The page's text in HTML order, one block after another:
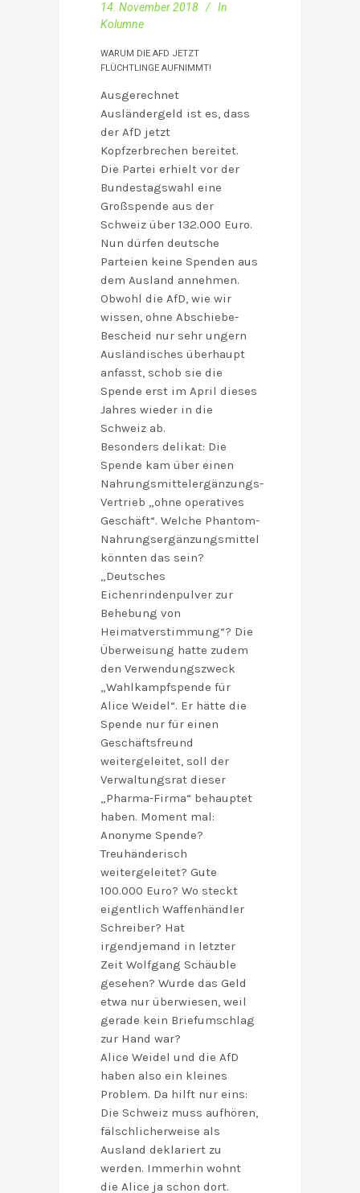
14. November 2018
In
Kolumne
WARUM DIE AFD JETZT
FLÜCHTLINGE AUFNIMMT!
Ausgerechnet
Ausländergeld ist es, dass
der AfD jetzt
Kopfzerbrechen bereitet.
Die Partei erhielt vor der
Bundestagswahl eine
Großspende aus der
Schweiz über 132.000 Euro.
Nun dürfen deutsche
Parteien keine Spenden aus
dem Ausland annehmen.
Obwohl die AfD, wie wir
wissen, ohne Abschiebe-
Bescheid nur sehr ungern
Ausländisches überhaupt
anfasst, schob sie die
Spende erst im April dieses
Jahres wieder in die
Schweiz ab.
Besonders delikat: Die
Spende kam über einen
Nahrungsmittelergänzungs-
Vertrieb „ohne operatives
Geschäft“. Welche Phantom-
Nahrungsergänzungsmittel
könnten das sein?
„Deutsches
Eichenrindenpulver zur
Behebung von
Heimatverstimmung“? Die
Überweisung hatte zudem
den Verwendungszweck
„Wahlkampfspende für
Alice Weidel“. Er hätte die
Spende nur für einen
Geschäftsfreund
weitergeleitet, soll der
Verwaltungsrat dieser
„Pharma-Firma“ behauptet
haben. Moment mal:
Anonyme Spende?
Treuhänderisch
weitergeleitet? Gute
100.000 Euro? Wo steckt
eigentlich Waffenhändler
Schreiber? Hat
irgendjemand in letzter
Zeit Wolfgang Schäuble
gesehen? Wurde das Geld
etwa nur überwiesen, weil
gerade kein Briefumschlag
zur Hand war?
Alice Weidel und die AfD
haben also ein kleines
Problem. Da hilft nur eins:
Die Schweiz muss aufhören,
fälschlicherweise als
Ausland deklariert zu
werden. Immerhin wohnt
die Alice ja schon dort.